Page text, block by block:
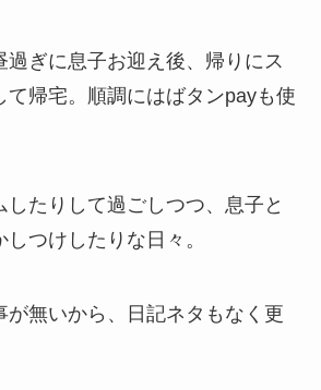
過ぎに息子お迎え後、帰りにス
て帰宅。順調にはばタンpayも使
たりして過ごしつつ、息子と
つけしたりな日々。
が無いから、日記ネタもなく更